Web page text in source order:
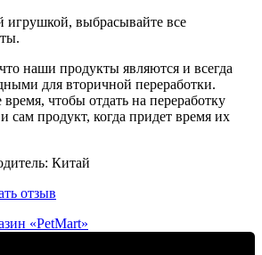
игрушкой, выбрасывайте все
наши продукты являются и всегда
для вторичной переработки.
чтобы отдать на переработку
сам продукт, когда придет время их
Китай
отзыв